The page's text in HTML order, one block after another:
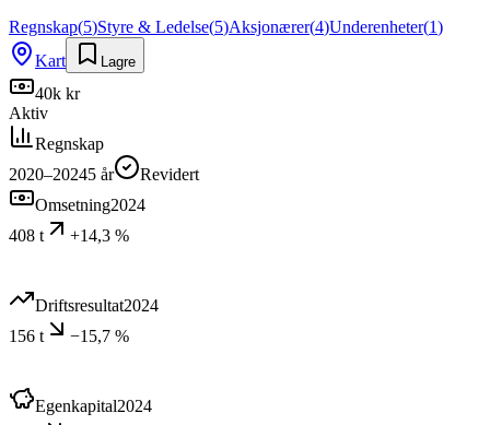
Regnskap(5)Styre & Ledelse(5)Aksjonærer(4)Underenheter(1)
Kart
Lagre
40k kr
Aktiv
Regnskap
2020–20245 år
Revidert
Omsetning2024
408 t
+14,3 %
Driftsresultat2024
156 t
−15,7 %
Egenkapital2024